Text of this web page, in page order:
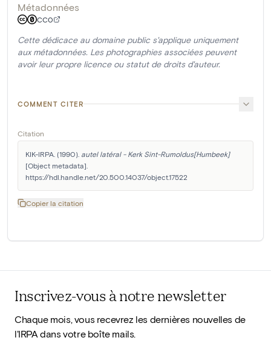
Métadonnées
CC0
Cette dédicace au domaine public s'applique uniquement
aux métadonnées. Les photographies associées peuvent
avoir leur propre licence ou statut de droits d'auteur.
COMMENT CITER
Citation
KIK-IRPA. (1990). autel latéral - Kerk Sint-Rumoldus[Humbeek]
[Object metadata].
https://hdl.handle.net/20.500.14037/object.17522
Copier la citation
Inscrivez-vous à notre newsletter
Chaque mois, vous recevrez les dernières nouvelles de
l'IRPA dans votre boîte mails.